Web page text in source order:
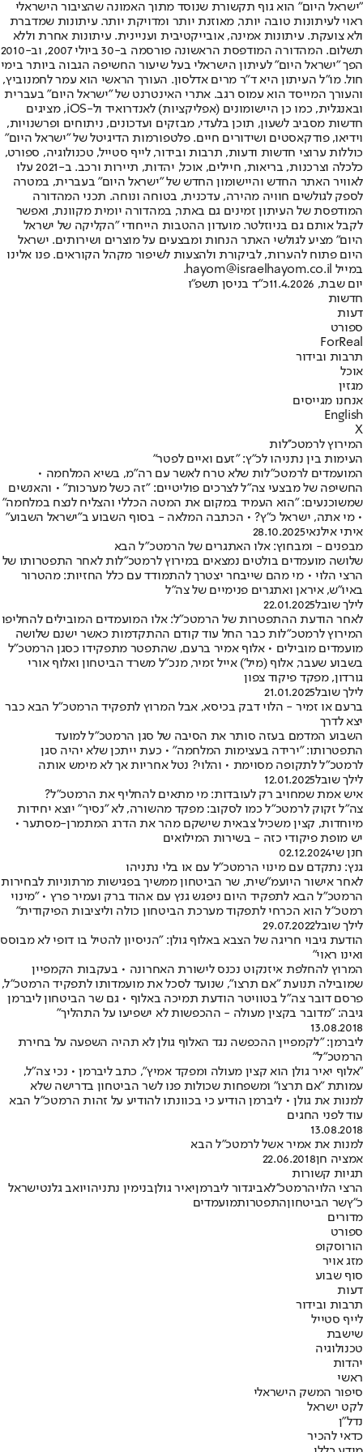
"ישראל היום" הוא גוף תקשורת שנוסד מתוך האמונה שהציבור הישראלי
ראוי לעיתונות טובה יותר, מאוזנת יותר ומדויקת יותר. עיתונות שמדברת
ולא צועקת. עיתונות אמינה, אובייקטיבית ועניינית. עיתונות אחרת וללא
תשלום. המהדורה המודפסת הראשונה פורסמה ב-30 ביולי 2007, וב-2010
הפך "ישראל היום" לעיתון הישראלי בעל שיעור החשיפה הגבוה ביותר בימי
חול. מו"ל העיתון היא ד"ר מרים אדלסון. העורך הראשי הוא עמר לחמנוביץ,
והעורך המייסד הוא עמוס רגב. אתרי האינטרנט של "ישראל היום" בעברית
ובאנגלית, כמו כן היישומונים (אפליקציות) לאנדרואיד ול-iOS, מציגים
חדשות מסביב לשעון, תוכן בלעדי, מבזקים ועדכונים, ניתוחים ופרשנויות,
וידיאו, פודקאסטים ושידורים חיים. פלטפורמות הדיגיטל של "ישראל היום"
כוללות ערוצי חדשות ודעות, תרבות ובידור, לייף סטייל, טכנולוגיה, ספורט,
כלכלה וצרכנות, בריאות, חיילים, אוכל, יהדות, תיירות ורכב. ב-2021 עלו
לאוויר האתר החדש והיישומון החדש של "ישראל היום" בעברית, במטרה
לספק לגולשים חוויה מהירה, עדכנית, בטוחה ונוחה. תכני המהדורה
המודפסת של העיתון זמינים גם באתר, במהדורה יומית מקוונת, ואפשר
לקבל אותם גם בניוזלטר. מועדון ההטבות הייחודי "הקליקה של ישראל
היום" מציע לגולשי האתר הנחות ומבצעים על מוצרים ושירותים. ישראל
היום פתוח להערות, לביקורת ולהצעות לשיפור מקהל הקוראים. פנו אלינו
במייל hayom@israelhayom.co.il.
יום שבת, 11.4.2026
כ"ד בניסן תשפ"ו
חדשות
דעות
ספורט
ForReal
תרבות ובידור
אוכל
מגזין
אנחנו מגייסים
English
X
המירוץ לרמטכ''לות
העימות בין נתניהו לכ"ץ: "זעם ואיים לפטר"
המועמדים לרמטכ"לות שלא טרח לאשר עם רה"מ, בשיא המלחמה •
החשיפה של מבצעי צה"ל לצרכים פוליטיים: "זה כשל מערכות" • והאנשים
שמשוכנעים: "הוא העמיד במקום את המטה הכללי והצליח לנצח במלחמה"
• מי אתה, ישראל כ"ץ? • הכתבה המלאה - בסוף השבוע ב"ישראל השבוע"
איתי אילנאי28.10.2025
מבפנים - ומבחוץ: אלו האתגרים של הרמטכ"ל הבא
שלושה מועמדים בולטים נמצאים במירוץ לרמטכ"לות לאחר התפטרותו של
הרצי הלוי • מי מהם שייבחר יצטרך להתמודד עם כלל החזיות: מהטרור
באיו"ש, איראן ואתגרים פנימיים של צה"ל
לילך שובל22.01.2025
לאחר הודעת ההתפטרות של הרמטכ"ל: אלו המועמדים המובילים להחליפו
המירוץ לרמטכ"לות כבר החל עוד קודם ההתקדמות כאשר ישנם שלושה
מועמדים מובילים • אלוף אמיר ברעם, שהתפטר מתפקידו כסגן הרמטכ"ל
בשבוע שעבר, אלוף (מיל') אייל זמיר, מנכ"ל משרד הביטחון ואלוף אורי
גורדון, מפקד פיקוד צפון
לילך שובל21.01.2025
ברעם או זמיר - הלוי דבק בכיסא, אבל המרוץ לתפקיד הרמטכ"ל הבא כבר
יצא לדרך
השבוע המדמם בעזה סותר את הסיבה של סגן הרמטכ"ל למועד
התפטרותו: "ירידה בעצימות המלחמה" • כעת ייתכן שלא יהיה סגן
לרמטכ"ל לתקופה מסוימת • והלוי? נטל אחריות אך לא מימש אותה
לילך שובל12.01.2025
איש אמת שמחויב רק לעובדות: מי מתאים להחליף את הרמטכ"ל?
צה"ל זקוק לרמטכ"ל כמו לסקוב: מפקד מהשורה, לא "נסיך" יוצא יחידות
מיוחדות, קצין משכיל צבאית שישקם מהר את הדרג המתמרן-מסתער •
יש מופת פיקודי כזה - בשירות המילואים
חנן שי02.12.2024
גנץ: נתקדם עם מינוי הרמטכ"ל עם או בלי נתניהו
לאחר אישור היועמ"שית, שר הביטחון ממשיך בפגישות מרתוניות לבחירות
הרמטכ"ל הבא לתפקיד היום ניפגש גנץ עם אהוד ברק ועמיר פרץ • "מינוי
רמטכ"ל הוא הכרחי לתפקוד מערכת הביטחון כולה וליציבות הפיקודית"
לילך שובל29.07.2022
הודעת גיבוי חריגה של הצבא באלוף גולן: "הניסיון להטיל בו דופי לא מבוסס
ואינו ראוי"
המרוץ להחלפת איזנקוט נכנס לישורת האחרונה • בעקבות הקמפיין
שמובילה תנועת "אם תרצו", שנועד לסכל את מועמדותו לתפקיד הרמטכ"ל,
פרסם דובר צה"ל בטוויטר הודעת תמיכה באלוף • גם שר הביטחון ליברמן
גיבה: "מדובר בקצין מעולה - ההכפשות לא ישפיעו על התהליך"
13.08.2018
ליברמן: "לקמפיין ההכפשה נגד האלוף גולן לא תהיה השפעה על בחירת
הרמטכ"ל"
"אלוף יאיר גולן הוא קצין מעולה ומפקד אמיץ", כתב ליברמן • נכי צה"ל,
עמותת "אם תרצו" ומשפחות שכולות פנו לשר הביטחון בדרישה שלא
למנות את גולן • ליברמן הודיע כי בכוונתו להודיע על זהות הרמטכ"ל הבא
עוד לפני החגים
13.08.2018
למנות את אמיר אשל לרמטכ"ל הבא
אמציה חן22.06.2018
תגיות קשורות
הרצי הלויהרמטכ''לאביגדור ליברמןיאיר גולןבנימין נתניהויואב גלנטישראל
כ"ץשר הביטחוןהתפטרותמועמדים
מדורים
ספורט
הורוסקופ
מזג אויר
סוף שבוע
דעות
תרבות ובידור
לייף סטייל
שישבת
טכנולוגיה
יהדות
ראשי
סיפור המשק הישראלי
לקט ישראל
נדל"ן
כדאי להכיר